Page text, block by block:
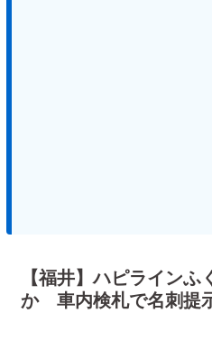
【福井】ハピライン
か 車内検札で名刺提